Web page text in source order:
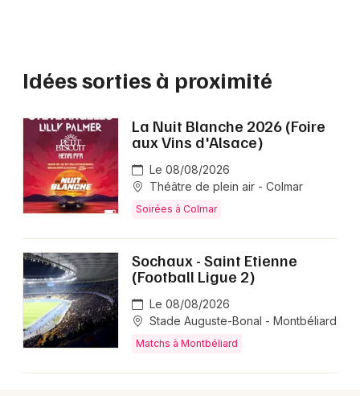
Idées sorties à proximité
La Nuit Blanche 2026 (Foire
aux Vins d'Alsace)
Le 08/08/2026
Théâtre de plein air - Colmar
Soirées à Colmar
Sochaux - Saint Etienne
(Football Ligue 2)
Le 08/08/2026
Stade Auguste-Bonal - Montbéliard
Matchs à Montbéliard